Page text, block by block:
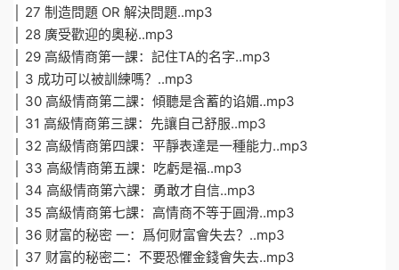
│ 27 制造問題 OR 解決問題..mp3
│ 28 廣受歡迎的奧秘..mp3
│ 29 高級情商第一課：記住TA的名字..mp3
│ 3 成功可以被訓練嗎？..mp3
│ 30 高級情商第二課：傾聽是含蓄的谄媚..mp3
│ 31 高級情商第三課：先讓自己舒服..mp3
│ 32 高級情商第四課：平靜表達是一種能力..mp3
│ 33 高級情商第五課：吃虧是福..mp3
│ 34 高級情商第六課：勇敢才自信..mp3
│ 35 高級情商第七課：高情商不等于圓滑..mp3
│ 36 财富的秘密 一：爲何财富會失去？..mp3
│ 37 财富的秘密二：不要恐懼金錢會失去..mp3